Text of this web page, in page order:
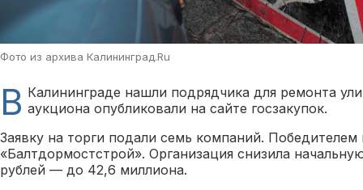
Фото из архива Калининград.Ru
В Калининграде нашли подрядчика для ремонта
аукциона опубликовали на сайте госзакупок.
Заявку на торги подали семь компаний.
«Балтдормостстрой». Организация снизила
рублей — до 42,6 миллиона.